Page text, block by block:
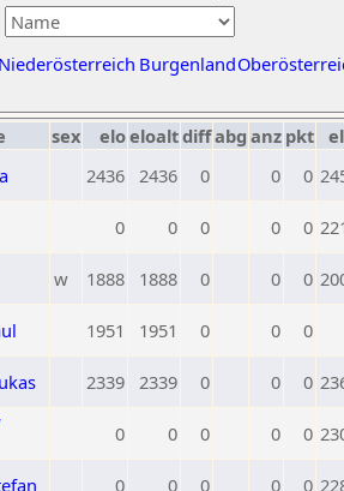
Niederösterreich Burgenland
sex eloeloaltdiffabg anz pkt
2436 2436 0 0 0
0 0 0 0 0
w 1888 1888 0 0 0
1951 1951 0 0 0
2339 2339 0 0 0
0 0 0 0 0
0 0 0 0 0